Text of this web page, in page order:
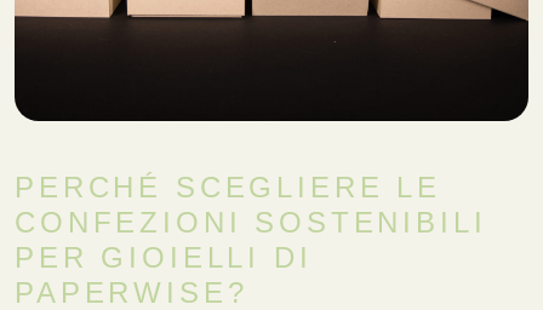
PERCHÉ SCEGLIERE LE
CONFEZIONI SOSTENIBILI
PER GIOIELLI DI
PAPERWISE?